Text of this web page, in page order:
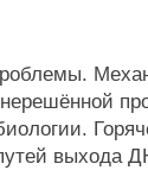
нерешённой
выхода